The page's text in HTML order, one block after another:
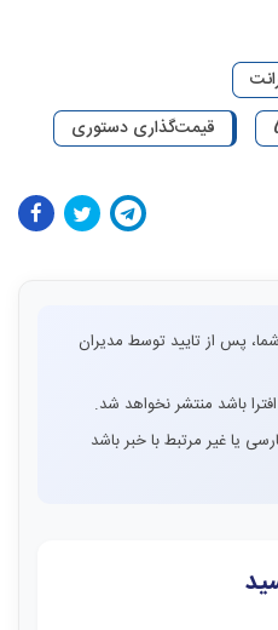
قیمت‌گذاری دستوری
پس از تایید توسط مدیران
باشد منتشر نخواهد شد.
یا غیر مرتبط با خبر باشد